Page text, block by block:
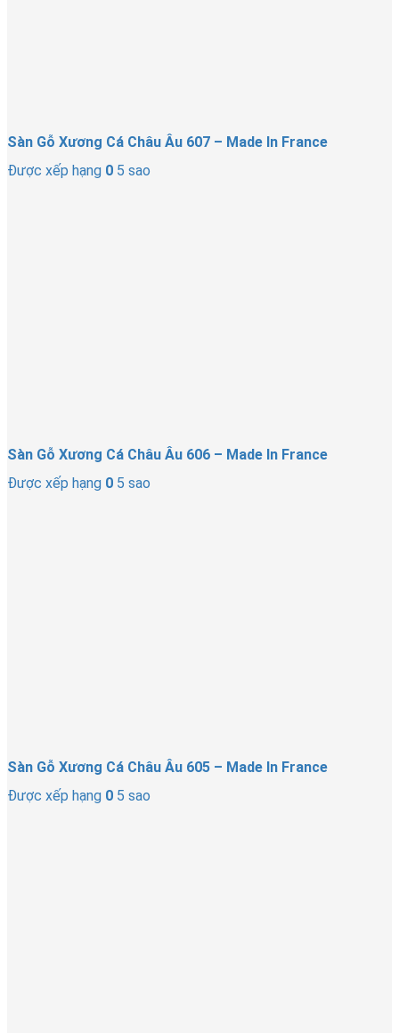
Sàn Gỗ Xương Cá Châu Âu 607 – Made In France
Được xếp hạng 0 5 sao
Sàn Gỗ Xương Cá Châu Âu 606 – Made In France
Được xếp hạng 0 5 sao
Sàn Gỗ Xương Cá Châu Âu 605 – Made In France
Được xếp hạng 0 5 sao